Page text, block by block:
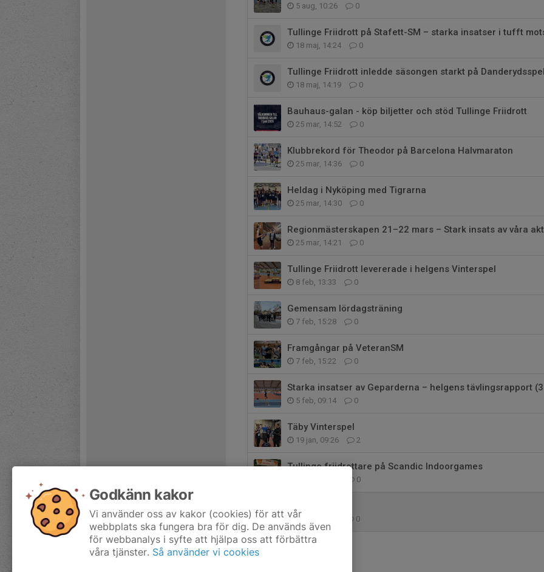
5 aug, 10:26 0
Tullinge Friidrott på Stafett-SM – starka insatser i tufft
18 maj, 14:24 0
Tullinge Friidrott inledde säsongen starkt på
18 maj, 14:19 0
Bauhaus-galan - köp biljetter och stöd Tullinge Friidrott
25 mar, 14:52 0
Klubbrekord för Theodor på Barcelona Halvmaraton
25 mar, 14:36 0
Heldag i Nyköping med Tigrarna
25 mar, 14:30 0
Regionmästerskapen 21–22 mars – Stark insats av våra
25 mar, 14:21 0
Tullinge Friidrott levererade i helgens Vinterspel
8 feb, 13:33 0
Gemensam lördagsträning
7 feb, 15:28 0
Framgångar på VeteranSM
7 feb, 15:22 0
Starka insatser av Geparderna – helgens tävlingsrapport
5 feb, 09:14 0
Täby Vinterspel
19 jan, 09:26 2
Tullinge friidrottare på Scandic Indoorgames
0
14 dec 2025 0
Godkänn kakor
Vi använder oss av kakor (cookies) för att vår
webbplats ska fungera bra för dig. De används även
för webbanalys i syfte att hjälpa oss att förbättra
våra tjänster. Så använder vi cookies